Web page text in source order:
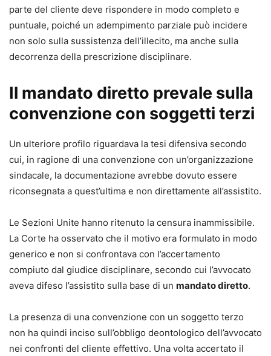
parte del cliente deve rispondere in modo completo e
puntuale, poiché un adempimento parziale può incidere
non solo sulla sussistenza dell’illecito, ma anche sulla
decorrenza della prescrizione disciplinare.
Il mandato diretto prevale sulla
convenzione con soggetti terzi
Un ulteriore profilo riguardava la tesi difensiva secondo
cui, in ragione di una convenzione con un’organizzazione
sindacale, la documentazione avrebbe dovuto essere
riconsegnata a quest’ultima e non direttamente all’assistito.
Le Sezioni Unite hanno ritenuto la censura inammissibile.
La Corte ha osservato che il motivo era formulato in modo
generico e non si confrontava con l’accertamento
compiuto dal giudice disciplinare, secondo cui l’avvocato
aveva difeso l’assistito sulla base di un mandato diretto.
La presenza di una convenzione con un soggetto terzo
non ha quindi inciso sull’obbligo deontologico dell’avvocato
nei confronti del cliente effettivo. Una volta accertato il